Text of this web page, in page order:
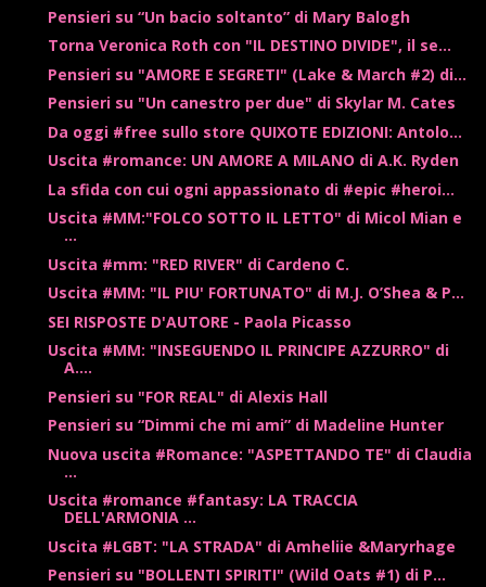
Pensieri su “Un bacio soltanto” di Mary Balogh
Torna Veronica Roth con "IL DESTINO DIVIDE", il se...
Pensieri su "AMORE E SEGRETI" (Lake & March #2) di...
Pensieri su "Un canestro per due" di Skylar M. Cates
Da oggi #free sullo store QUIXOTE EDIZIONI: Antolo...
Uscita #romance: UN AMORE A MILANO di A.K. Ryden
La sfida con cui ogni appassionato di #epic #heroi...
Uscita #MM:"FOLCO SOTTO IL LETTO" di Micol Mian e
...
Uscita #mm: "RED RIVER" di Cardeno C.
Uscita #MM: "IL PIU' FORTUNATO" di M.J. O’Shea & P...
SEI RISPOSTE D'AUTORE - Paola Picasso
Uscita #MM: "INSEGUENDO IL PRINCIPE AZZURRO" di
A....
Pensieri su "FOR REAL" di Alexis Hall
Pensieri su “Dimmi che mi ami” di Madeline Hunter
Nuova uscita #Romance: "ASPETTANDO TE" di Claudia
...
Uscita #romance #fantasy: LA TRACCIA
DELL'ARMONIA ...
Uscita #LGBT: "LA STRADA" di Amheliie &Maryrhage
Pensieri su "BOLLENTI SPIRITI" (Wild Oats #1) di P...